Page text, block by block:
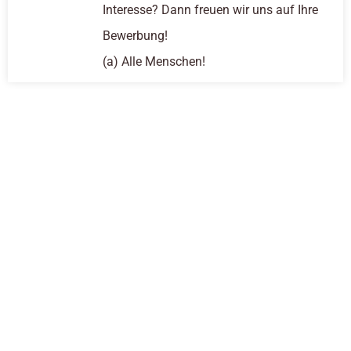
Interesse? Dann freuen wir uns auf Ihre
Bewerbung!
(a) Alle Menschen!